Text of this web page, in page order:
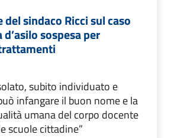
sindaco Ricci sul caso
sospesa per
subito individuato e
infangare il buon nome e la
umana del corpo docente
scuole cittadine”